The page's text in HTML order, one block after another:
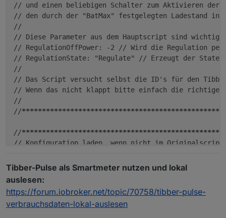
// und einen beliebigen Schalter zum Aktivieren
// den durch der "BatMax" festgelegten Ladestand in
//
// Diese Parameter aus dem Hauptscript sind wichtig:
// RegulationOffPower: -2 // Wird die Regulation
// RegulationState: "Regulate" // Erzeugt der State
//
// Das Script versucht selbst die ID's für den
// Wenn das nicht klappt bitte einfach die richtigen
//
//************************************************
//************************************************
// Konfiguration laden, wenn nicht im Originalscript
var ConfigData = {
    RegulationState: "Regulate"
}
if (typeof ConfigData.email === 'undefined') {
Tibber-Pulse als Smartmeter nutzen und lokal
auslesen:
https://forum.iobroker.net/topic/70758/tibber-pulse-
verbrauchsdaten-lokal-auslesen